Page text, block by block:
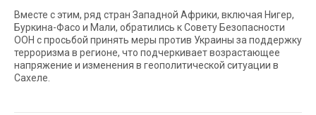
Вместе с этим, ряд стран Западной Африки, включая Нигер,
Буркина-Фасо и Мали, обратились к Совету Безопасности
ООН с просьбой принять меры против Украины за поддержку
терроризма в регионе, что подчеркивает возрастающее
напряжение и изменения в геополитической ситуации в
Сахеле.